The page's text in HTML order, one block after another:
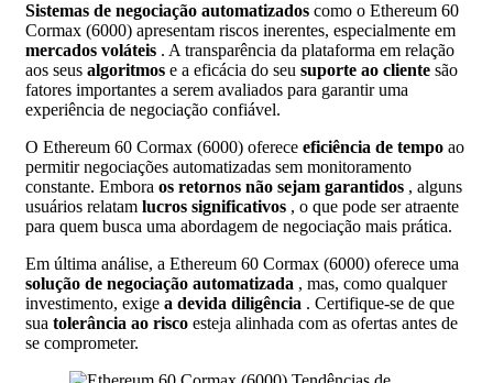
Sistemas de negociação automatizados como o Ethereum 60
Cormax (6000) apresentam riscos inerentes, especialmente em
mercados voláteis . A transparência da plataforma em relação
aos seus algoritmos e a eficácia do seu suporte ao cliente são
fatores importantes a serem avaliados para garantir uma
experiência de negociação confiável.
O Ethereum 60 Cormax (6000) oferece eficiência de tempo ao
permitir negociações automatizadas sem monitoramento
constante. Embora os retornos não sejam garantidos , alguns
usuários relatam lucros significativos , o que pode ser atraente
para quem busca uma abordagem de negociação mais prática.
Em última análise, a Ethereum 60 Cormax (6000) oferece uma
solução de negociação automatizada , mas, como qualquer
investimento, exige a devida diligência . Certifique-se de que
sua tolerância ao risco esteja alinhada com as ofertas antes de
se comprometer.